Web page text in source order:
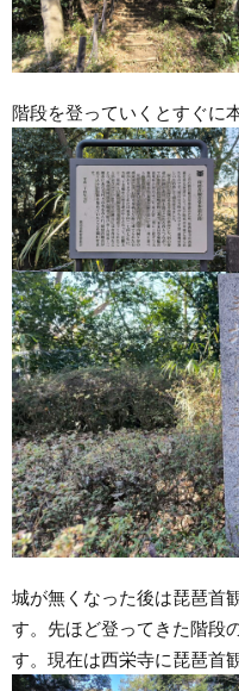
階段を登っていくとすぐに
城が無くなった後は琵琶首
す。先ほど登ってきた階段
す。現在は西栄寺に琵琶首